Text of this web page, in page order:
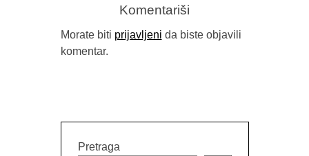
Komentariši
Morate biti prijavljeni da biste objavili
komentar.
Pretraga